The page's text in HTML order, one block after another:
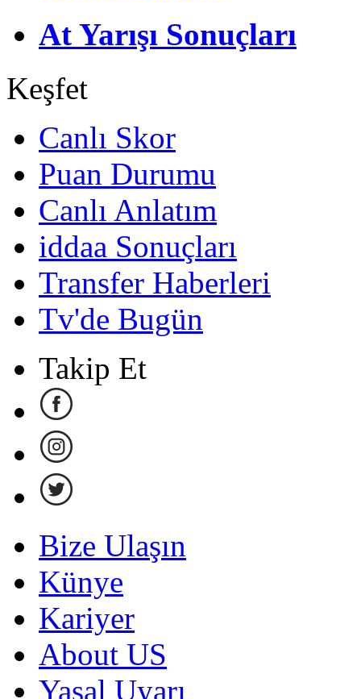
At Yarışı Sonuçları
Keşfet
Canlı Skor
Puan Durumu
Canlı Anlatım
iddaa Sonuçları
Transfer Haberleri
Tv'de Bugün
Takip Et
Bize Ulaşın
Künye
Kariyer
About US
Yasal Uyarı